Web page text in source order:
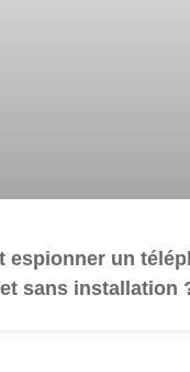
espionner un
sans installation